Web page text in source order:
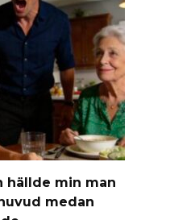
hällde min man
medan